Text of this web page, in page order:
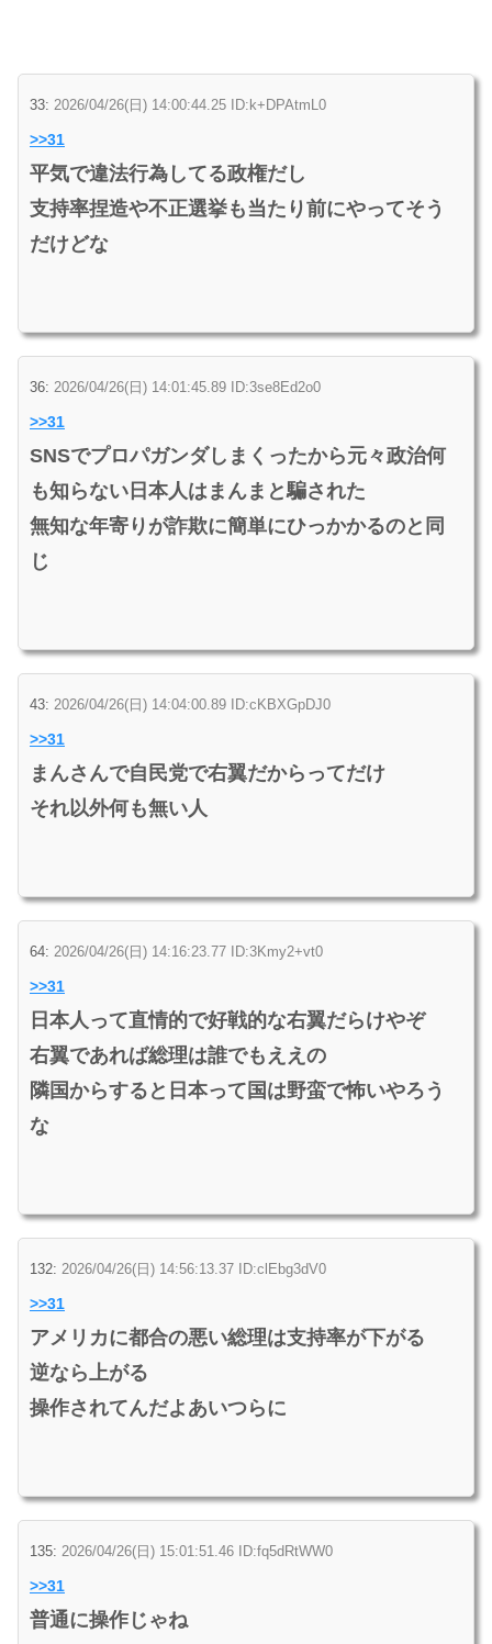
33: 2026/04/26(日) 14:00:44.25 ID:k+DPAtmL0
>>31
平気で違法行為してる政権だし
支持率捏造や不正選挙も当たり前にやってそう
だけどな
36: 2026/04/26(日) 14:01:45.89 ID:3se8Ed2o0
>>31
SNSでプロパガンダしまくったから元々政治何
も知らない日本人はまんまと騙された
無知な年寄りが詐欺に簡単にひっかかるのと同
じ
43: 2026/04/26(日) 14:04:00.89 ID:cKBXGpDJ0
>>31
まんさんで自民党で右翼だからってだけ
それ以外何も無い人
64: 2026/04/26(日) 14:16:23.77 ID:3Kmy2+vt0
>>31
日本人って直情的で好戦的な右翼だらけやぞ
右翼であれば総理は誰でもええの
隣国からすると日本って国は野蛮で怖いやろう
な
132: 2026/04/26(日) 14:56:13.37 ID:clEbg3dV0
>>31
アメリカに都合の悪い総理は支持率が下がる
逆なら上がる
操作されてんだよあいつらに
135: 2026/04/26(日) 15:01:51.46 ID:fq5dRtWW0
>>31
普通に操作じゃね